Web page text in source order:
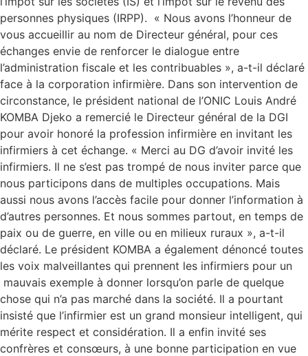
personnes physiques (IRPP). « Nous avons l’honneur de
vous accueillir au nom de Directeur général, pour ces
échanges envie de renforcer le dialogue entre
l’administration fiscale et les contribuables », a-t-il déclaré
face à la corporation infirmière. Dans son intervention de
circonstance, le président national de l’ONIC Louis André
KOMBA Djeko a remercié le Directeur général de la DGI
pour avoir honoré la profession infirmière en invitant les
infirmiers à cet échange. « Merci au DG d’avoir invité les
infirmiers. Il ne s’est pas trompé de nous inviter parce que
nous participons dans de multiples occupations. Mais
aussi nous avons l’accès facile pour donner l’information à
d’autres personnes. Et nous sommes partout, en temps de
paix ou de guerre, en ville ou en milieux ruraux », a-t-il
déclaré. Le président KOMBA a également dénoncé toutes
les voix malveillantes qui prennent les infirmiers pour un
mauvais exemple à donner lorsqu’on parle de quelque
chose qui n’a pas marché dans la société. Il a pourtant
insisté que l’infirmier est un grand monsieur intelligent, qui
mérite respect et considération. Il a enfin invité ses
confrères et consœurs, à une bonne participation en vue